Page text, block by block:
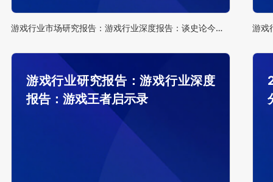
游戏行业市场研究报告：游戏行业深度报告：谈史论今：政策、舆论与游戏的对弈
游戏行业研究报告：游戏行业深度
报告：游戏王者启示录